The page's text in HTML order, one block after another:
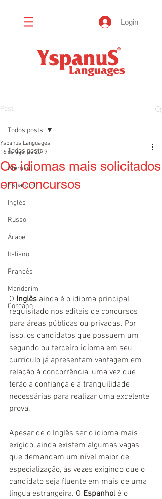
Login
Post
Todos posts
Alemão
Espanhol
Inglês
Russo
Árabe
Italiano
Francês
Mandarim
Coreano
Todos posts
Os idiomas mais solicitados
em concursos
Yspanus Languages
16 de ago. de 2019
O Inglês ainda é o idioma principal
requisitado nos editais de concursos
para áreas públicas ou privadas. Por
isso, os candidatos que possuem um
segundo ou terceiro idioma em seu
currículo já apresentam vantagem em
relação à concorrência, uma vez que
terão a confiança e a tranquilidade
necessárias para realizar uma excelente
prova.
Apesar de o Inglês ser o idioma mais
exigido, ainda existem algumas vagas
que demandam um nível maior de
especialização, às vezes exigindo que o
candidato seja fluente em mais de uma
língua estrangeira. O Espanhol é o